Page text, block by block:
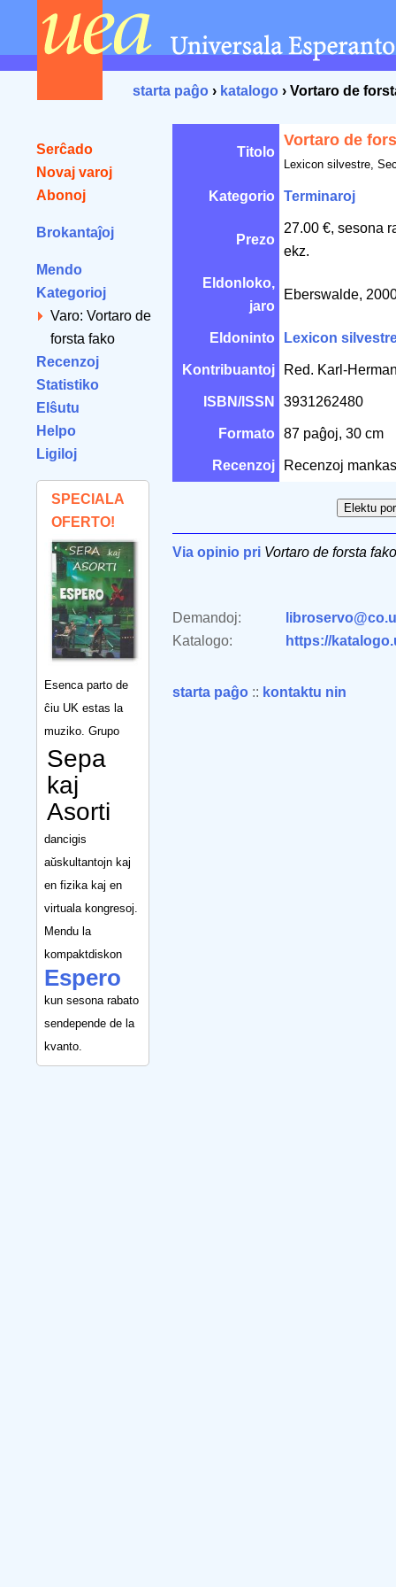
starta paĝo › katalogo › Vortaro de
Serĉado
Novaj varoj
Abonoj
Brokantaĵoj
Mendo
Kategorioj
Varo: Vortaro de
forsta fako
Recenzoj
Statistiko
Elŝutu
Helpo
Ligiloj
SPECIALA
OFERTO!
Esenca parto de
ĉiu UK estas la
muziko. Grupo
Sepa
kaj
Asorti
dancigis
aŭskultantojn kaj
en fizika kaj en
virtuala kongresoj.
Mendu la
kompaktdiskon
Espero
kun sesona rabato
sendepende de la
kvanto.
Titolo
Vortaro de
Lexicon silvestre,
Kategorio Terminaroj
Prezo
27.00 €, sesona
ekz.
Eldonloko,
jaro
Eberswalde,
Eldoninto Lexicon
Kontribuantoj Red. Karl-
ISBN/ISSN 3931262480
Formato 87 paĝoj, 30 cm
Recenzoj Recenzoj
Via opinio pri Vortaro de forsta fako
Demandoj:
Katalogo:
https://
starta paĝo :: kontaktu nin